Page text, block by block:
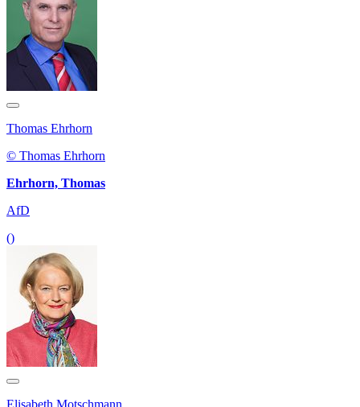
Thomas Ehrhorn
© Thomas Ehrhorn
Ehrhorn, Thomas
AfD
()